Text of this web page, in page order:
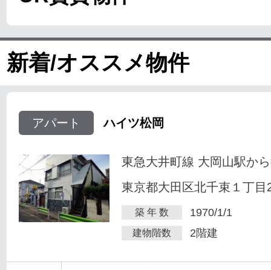
新着/オススメ物件
アパート ハイツ松岡
東急大井町線 大岡山駅か
東京都大田区北千束１丁目
築 年 数 1970/1/1
建物階数 2階建